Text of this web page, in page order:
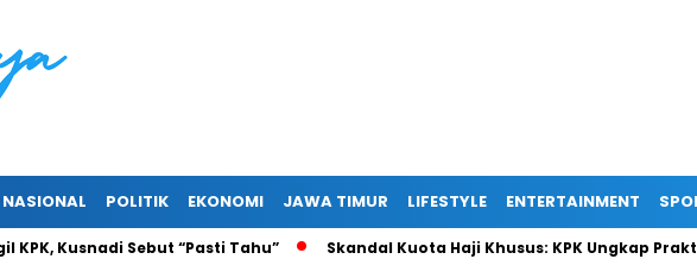
NASIONAL POLITIK EKONOMI JAWA TIMUR LIFESTYLE ENTERTAINMENT
Kusnadi Sebut “Pasti Tahu” Skandal Kuota Haji Khusus: KPK Ungkap Praktik